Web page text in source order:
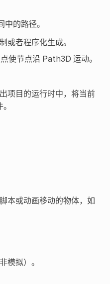
的路径。
或者程序化生成。
使节点沿 Path3D 运动。
项目的运行时中，将当前
本或动画移动的物体，如
模拟）。